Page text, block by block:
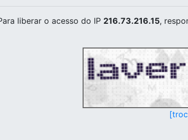
liberar o acesso do IP 216.73.216.15,